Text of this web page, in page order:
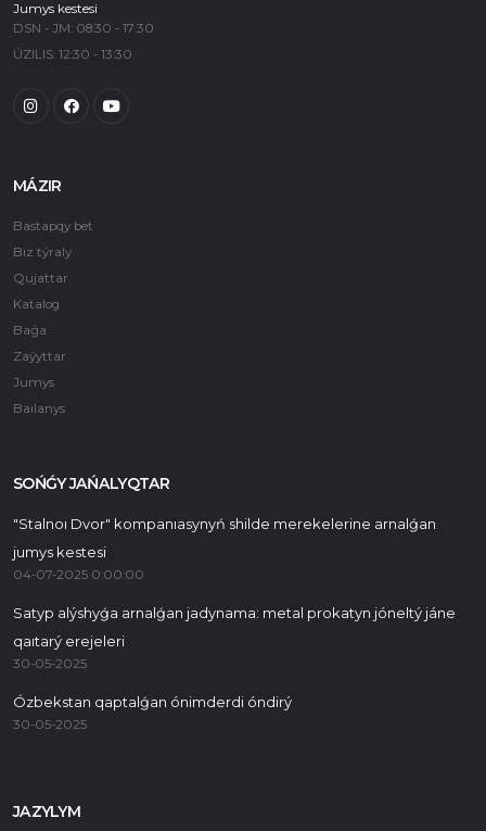
Jumys kestesi
DSN - JM: 08:30 - 17:30
ÚZILIS: 12:30 - 13:30
MÁZIR
Bastapqy bet
Biz týraly
Qujattar
Katalog
Baǵa
Zaýyttar
Jumys
Baılanys
SOŃǴY JAŃALYQTAR
"Stalnoı Dvor" kompanıasynyń shilde merekelerine arnalǵan
jumys kestesi
04-07-2025 0:00:00
Satyp alýshyǵa arnalǵan jadynama: metal prokatyn jóneltý jáne
qaıtarý erejeleri
30-05-2025
Ózbekstan qaptalǵan ónimderdi óndirý
30-05-2025
JAZYLYM